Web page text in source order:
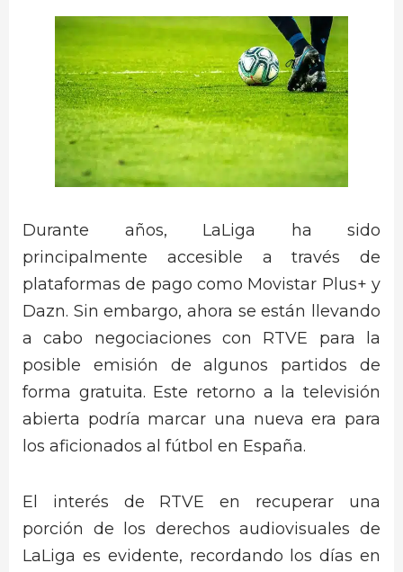
Durante años, LaLiga ha sido
principalmente accesible a través de
plataformas de pago como Movistar Plus+ y
Dazn. Sin embargo, ahora se están llevando
a cabo negociaciones con RTVE para la
posible emisión de algunos partidos de
forma gratuita. Este retorno a la televisión
abierta podría marcar una nueva era para
los aficionados al fútbol en España.
El interés de RTVE en recuperar una
porción de los derechos audiovisuales de
LaLiga es evidente, recordando los días en